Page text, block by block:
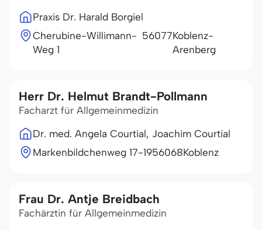
Praxis Dr. Harald Borgiel
Cherubine-Willimann-
Weg 1
56077Koblenz-
Arenberg
Herr Dr. Helmut Brandt-Pollmann
Facharzt für Allgemeinmedizin
Dr. med. Angela Courtial, Joachim Courtial
Markenbildchenweg 17-1956068Koblenz
Frau Dr. Antje Breidbach
Fachärztin für Allgemeinmedizin